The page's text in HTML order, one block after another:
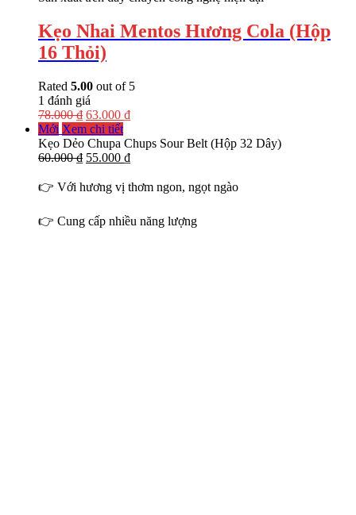
Kẹo Nhai Mentos Hương Cola (Hộp
16 Thỏi)
Rated 5.00 out of 5
1 đánh giá
78.000₫ 63.000 ₫
Mới Xem chi tiết
Kẹo Dẻo Chupa Chups Sour Belt (Hộp 32 Dây)
60.000₫ 55.000 ₫
👉 Với hương vị thơm ngon, ngọt ngào
👉 Cung cấp nhiều năng lượng